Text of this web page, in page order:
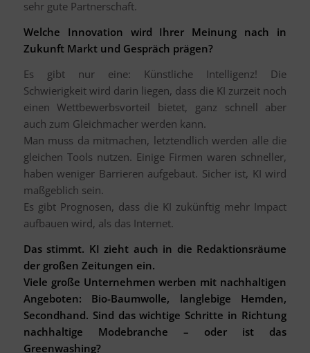
sehr gute Partnerschaft.
Welche Innovation wird Ihrer Meinung nach in
Zukunft Markt und Gespräch prägen?
Es gibt nur eine: Künstliche Intelligenz! Die
Schwierigkeit wird darin liegen, dass die KI zurzeit noch
einen Wettbewerbsvorteil bietet, ganz schnell aber
auch zum Gleichmacher werden kann.
Man muss da mitmachen, letztendlich werden alle die
gleichen Tools nutzen. Einige Firmen waren schneller,
haben weniger Barrieren aufgebaut. Sicher ist, KI wird
maßgeblich sein.
Es gibt Prognosen, dass die KI zukünftig mehr Impact
aufbauen wird, als das Internet.
Das stimmt. KI zieht auch in die Redaktionsräume
der großen Zeitungen ein.
Viele große Unternehmen werben mit nachhaltigen
Angeboten: Bio-Baumwolle, langlebige Hemden,
Secondhand. Sind das wichtige Schritte in Richtung
nachhaltige Modebranche – oder ist das
Greenwashing?